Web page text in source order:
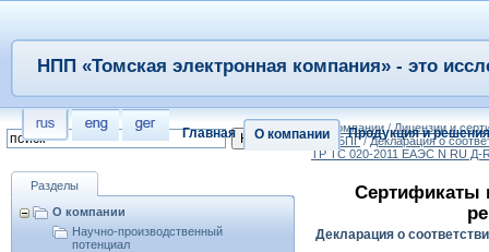
Главная О компании Продукция и решения
НПП «Томская электронная компания» - это
Разделы
О компании
Научно-производственный
потенциал
О компании/Лицензии и
УПГ/БПГ/Декларация о
ТР ТС 020-2011 ЕАЭС N RU Д-
Сертификаты
Декларация о